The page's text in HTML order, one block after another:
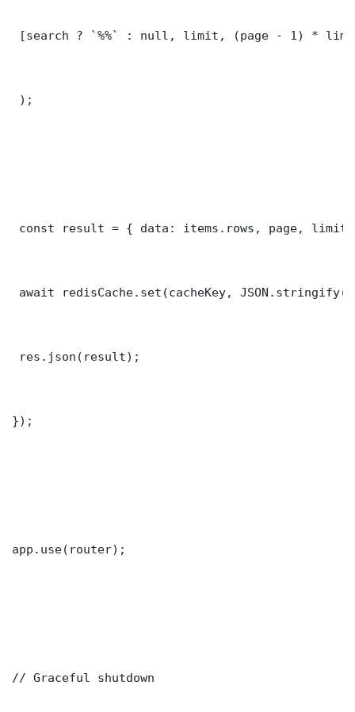
[search ? `%%` : null, limit, (page - 1) *
);
const result = { data: items.rows, page,
await redisCache.set(cacheKey,
res.json(result);
});
app.use(router);
// Graceful shutdown